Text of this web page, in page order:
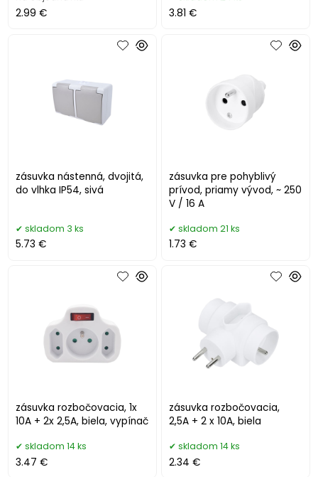
2.99 € 3.81 €
zásuvka nástenná, dvojitá,
do vlhka IP54, sivá
skladom 3 ks
5.73 €
zásuvka pre pohyblivý
prívod, priamy vývod, ~ 250
V / 16 A
skladom 21 ks
1.73 €
zásuvka rozbočovacia, 1x
10A + 2x 2,5A, biela, vypínač
skladom 14 ks
3.47 €
zásuvka rozbočovacia,
2,5A + 2 x 10A, biela
skladom 14 ks
2.34 €